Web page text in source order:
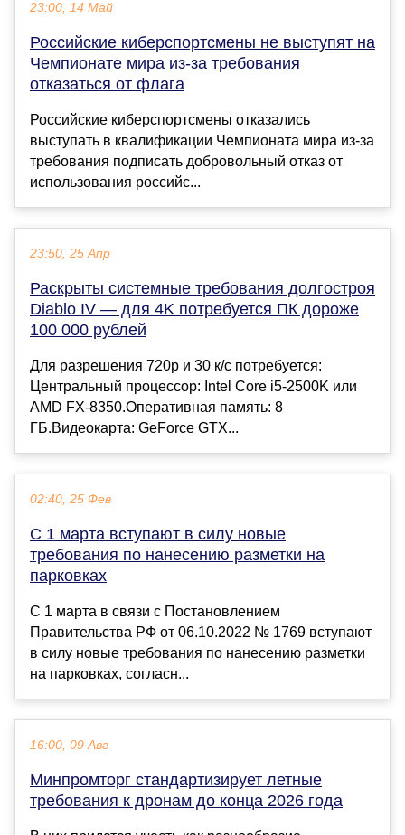
23:00, 14 Май
Российские киберспортсмены не выступят на
Чемпионате мира из-за требования
отказаться от флага
Российские киберспортсмены отказались
выступать в квалификации Чемпионата мира из-за
требования подписать добровольный отказ от
использования российс...
23:50, 25 Апр
Раскрыты системные требования долгостроя
Diablo IV — для 4K потребуется ПК дороже
100 000 рублей
Для разрешения 720p и 30 к/с потребуется:
Центральный процессор: Intel Core i5-2500K или
AMD FX-8350.Оперативная память: 8
ГБ.Видеокарта: GeForce GTX...
02:40, 25 Фев
С 1 марта вступают в силу новые
требования по нанесению разметки на
парковках
С 1 марта в связи с Постановлением
Правительства РФ от 06.10.2022 № 1769 вступают
в силу новые требования по нанесению разметки
на парковках, согласн...
16:00, 09 Авг
Минпромторг стандартизирует летные
требования к дронам до конца 2026 года